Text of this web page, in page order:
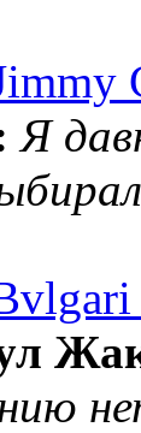
Я